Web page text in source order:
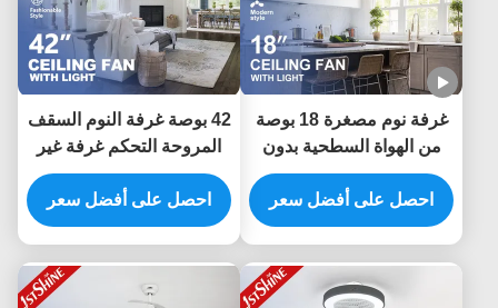
غرفة نوم مصغرة 18 بوصة
من الهواة السطحية بدون
شفرة محرك 6 سرعات
احصل على أفضل سعر
42 بوصة غرفة النوم السقف
المروحة التحكم غرفة غير
مرئية المروحة الضوء ضوء
منخفض
احصل على أفضل سعر